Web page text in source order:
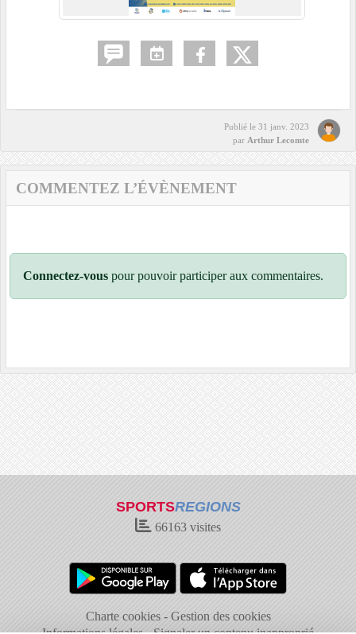
Publié le 31 janv. 2023
par Arthur Lecomte
COMMENTEZ L’ÉVÈNEMENT
Connectez-vous pour pouvoir participer aux commentaires.
SPORTSREGIONS
66163 visites
Charte cookies
Gestion des cookies